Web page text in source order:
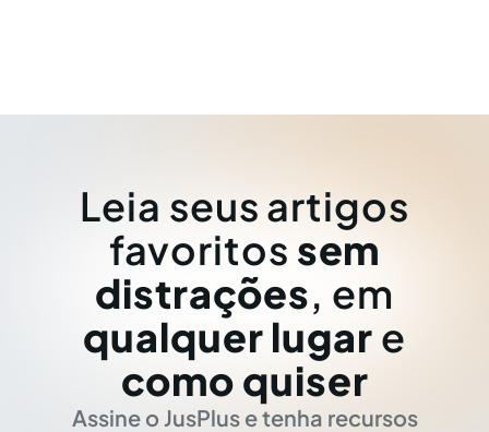
Leia seus artigos
favoritos sem
distrações, em
qualquer lugar e
como quiser
Assine o JusPlus e tenha recursos